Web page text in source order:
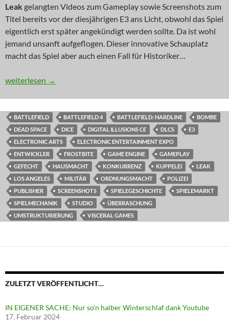
Leak gelangten Videos zum Gameplay sowie Screenshots zum
Titel bereits vor der diesjährigen E3 ans Licht, obwohl das Spiel
eigentlich erst später angekündigt werden sollte. Da ist wohl
jemand unsanft aufgeflogen. Dieser innovative Schauplatz
macht das Spiel aber auch einen Fall für Historiker…
NEWS: Aufgeflogen
weiterlesen →
BATTLEFIELD BATTLEFIELD 4 BATTLEFIELD: HARDLINE
BOMBE
DEAD SPACE
DICE DIGITAL ILLUSIONS CE DLCS
E3
ELECTRONIC ARTS
ELECTRONIC ENTERTAINMENT EXPO
ENTWICKLER
FROSTBITE GAME ENGINE
GAMEPLAY
GEFECHT
HAUSMACHT KONKURRENZ KUPPELEI
LEAK
LOS ANGELES
MILITÄR ORDNUNGSMACHT
POLIZEI
PUBLISHER
SCREENSHOTS SPIELEGESCHICHTE
SPIELEMARKT
SPIELMECHANIK
STUDIO
ÜBERRASCHUNG
UMSTRUKTURIERUNG
VISCERAL GAMES
ZULETZT VERÖFFENTLICHT…
IN EIGENER SACHE: Nur so’n halber Winterschlaf dank Youtube
17. Februar 2024